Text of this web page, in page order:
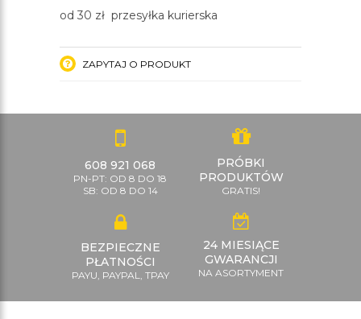
od 30 zł przesyłka kurierska
ZAPYTAJ O PRODUKT
608 921 068
PN-PT: OD 8 DO 18
SB: OD 8 DO 14
PRÓBKI
PRODUKTÓW
GRATIS!
BEZPIECZNE
PŁATNOŚCI
PAYU, PAYPAL, TPAY
24 MIESIĄCE
GWARANCJI
NA ASORTYMENT